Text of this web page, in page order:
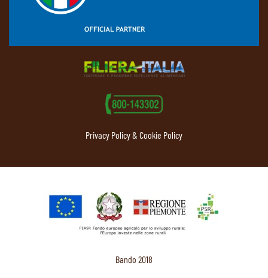
Privacy Policy & Cookie Policy
Bando 2018